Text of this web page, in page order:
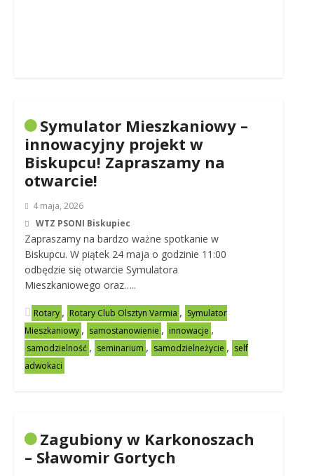
Symulator Mieszkaniowy –
innowacyjny projekt w
Biskupcu! Zapraszamy na
otwarcie!
4 maja, 2026
WTZ PSONI Biskupiec
Zapraszamy na bardzo ważne spotkanie w
Biskupcu. W piątek 24 maja o godzinie 11:00
odbędzie się otwarcie Symulatora
Mieszkaniowego oraz…..
Rotary , Rotary Club Olsztyn Varmia , Symulator
Mieszkaniowy , samostanowienie , innowacje ,
samodzielność , seminarium , samodzielneżycie , self
adwokaci
Zagubiony w Karkonoszach
– Sławomir Gortych